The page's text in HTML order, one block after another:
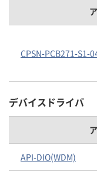
CPSN-PCB271-S1-
デバイスドライバ
API-DIO(WDM)